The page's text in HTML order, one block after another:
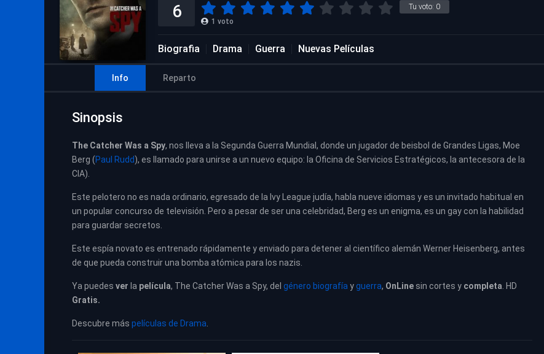
Tu voto: 0
6 1 voto
Biografia Drama Guerra Nuevas Películas
Info Reparto
Sinopsis
The Catcher Was a Spy, nos lleva a la Segunda Guerra Mundial, donde un jugador de beisbol de Grandes Ligas, Moe
Berg (Paul Rudd), es llamado para unirse a un nuevo equipo: la Oficina de Servicios Estratégicos, la antecesora de la
CIA).
Este pelotero no es nada ordinario, egresado de la Ivy League judía, habla nueve idiomas y es un invitado habitual en
un popular concurso de televisión. Pero a pesar de ser una celebridad, Berg es un enigma, es un gay con la habilidad
para guardar secretos.
Este espía novato es entrenado rápidamente y enviado para detener al científico alemán Werner Heisenberg, antes
de que pueda construir una bomba atómica para los nazis.
Ya puedes ver la película, The Catcher Was a Spy, del género biografía yguerra, OnLine sin cortes y completa . HD
Gratis.
Descubre más películas de Drama